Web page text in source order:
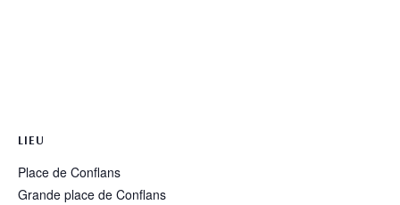
LIEU
Place de Conflans
Grande place de Conflans